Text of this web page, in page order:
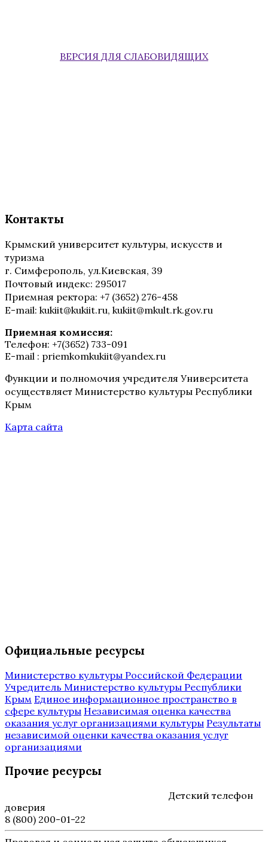
ВЕРСИЯ ДЛЯ СЛАБОВИДЯЩИХ
Контакты
Крымский университет культуры, искусств и
туризма
г. Симферополь, ул.Киевская, 39
Почтовый индекс: 295017
Приемная ректора: +7 (3652) 276-458
E-mail: kukiit@kukiit.ru, kukiit@mkult.rk.gov.ru
Приемная комиссия:
Телефон: +7(3652) 733-091
E-mail : priemkomkukiit@yandex.ru
Функции и полномочия учредителя Университета
осуществляет Министерство культуры Республики
Крым
Карта сайта
Официальные ресурсы
Министерство культуры Российской Федерации
Учредитель Министерство культуры Республики
Крым Единое информационное пространство в
сфере культуры Независимая оценка качества
оказания услуг организациями культуры Результаты
независимой оценки качества оказания услуг
организациями
Прочие ресурсы
Детский телефон
доверия
8 (800) 200-01-22